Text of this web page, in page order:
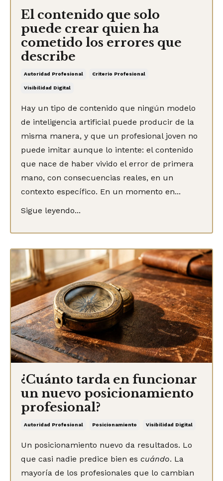
El contenido que solo
puede crear quien ha
cometido los errores que
describe
Autoridad Profesional Criterio Profesional
Visibilidad Digital
Hay un tipo de contenido que ningún modelo
de inteligencia artificial puede producir de la
misma manera, y que un profesional joven no
puede imitar aunque lo intente: el contenido
que nace de haber vivido el error de primera
mano, con consecuencias reales, en un
contexto específico. En un momento en...
Sigue leyendo...
¿Cuánto tarda en funcionar
un nuevo posicionamiento
profesional?
Autoridad Profesional Posicionamiento Visibilidad Digital
Un posicionamiento nuevo da resultados. Lo
que casi nadie predice bien es cuándo. La
mayoría de los profesionales que lo cambian